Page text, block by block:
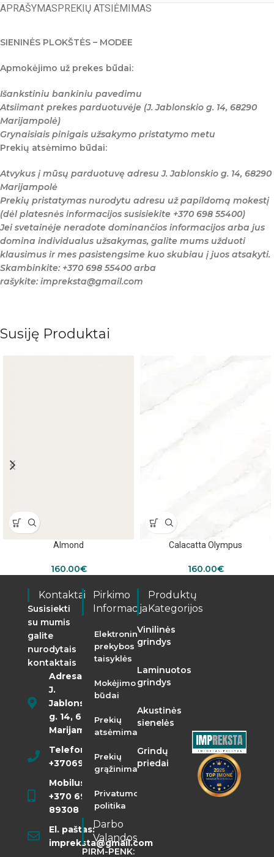
APRAŠYMASPREKIŲ ATSIĖMIMAS
SIENINĖS PLOKŠTĖS – MODEE
Apmokėjimo už prekes būdai:
Išankstiniu bankiniu pavedimu
Atsiimant prekes parduotuvėje (J. Jablonskio g. 14, 68290
Marijampolė)
Grynaisiais pinigais užsakymo pristatymo metu
Prekių atsėmimo būdai:
Atvykus į mūsų parduotuvę adresu J. Jablonskio g. 14, 68290
Marijampolė
Prekių pristatymas nurodytu adresu už papildomą mokestį
(dėl platesnės informacijos susisiekite +370 698 55400)
Jei svetainėje neradote dominančios informacijos arba jus
domina individualus užsakymas, galite mums užduoti
klausimus ir mes pasistengsime kuo skubiau į juos atsakyti.
Skambinkite: +370 698 55400 arba
rašykite: impreksta@gmail.com
Susiję Produktai
Almond
160.00€
Calacatta Olympus
160.00€
Kontaktai
Susisiekti
su mumis
galite
nurodytais
kontaktais
Adresas:
J.
Jablonskio
g. 14, 68290
Marijampolė
Telefonas:
+37069855400
Mobilusis:
+370 698
89308
El. paštas:
impreksta@gmail.com
Pirkimo
Informacija
Elektroninės
prekybos
taisyklės
Mokėjimo
būdai
Prekių
atsėmimas
Prekių
grąžinimas
Privatumo
politika
Darbo
Valandos
PIRM-PENK:
Produktų
Kategorijos
Vinilinės
grindys
Laminuotos
grindys
Akustinės
sienelės
Grindų
priedai